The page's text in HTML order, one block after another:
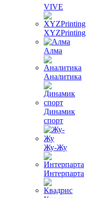
VIVE
XYZPrinting
Алма
Аналитика
Динамик
спорт
Жу-Жу
Интерпарта